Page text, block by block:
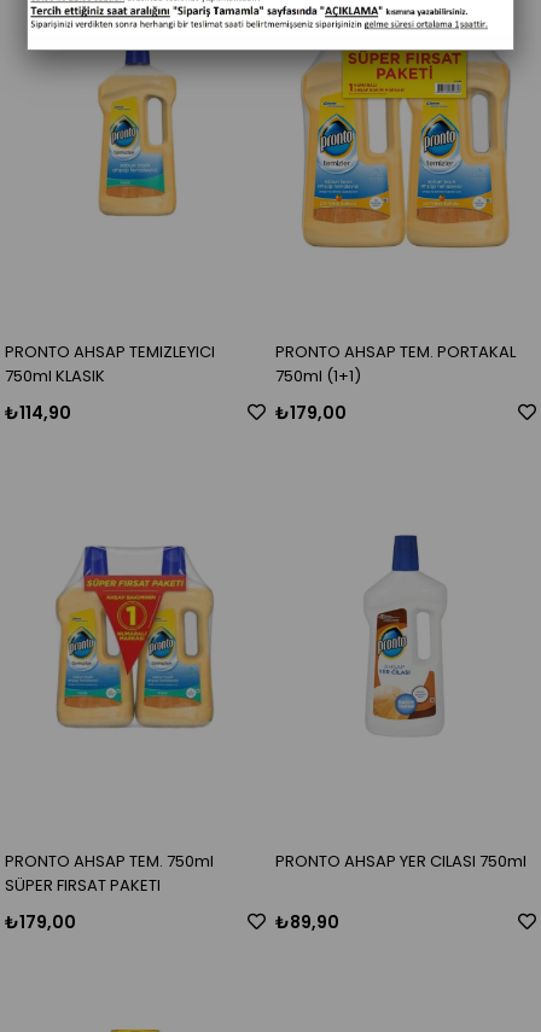
PRONTO AHSAP TEMIZLEYICI
750ml KLASIK
₺114,90
PRONTO AHSAP TEM. PORTAKAL
750ml (1+1)
₺179,00
PRONTO AHSAP TEM. 750ml
SÜPER FIRSAT PAKETI
₺179,00
PRONTO AHSAP YER CILASI 750ml
₺89,90